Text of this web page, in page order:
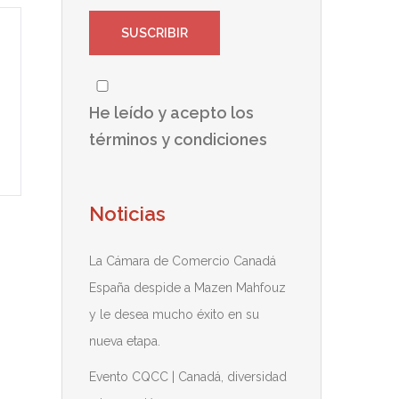
He leído y acepto los
términos y condiciones
Noticias
La Cámara de Comercio Canadá
España despide a Mazen Mahfouz
y le desea mucho éxito en su
nueva etapa.
Evento CQCC | Canadá, diversidad